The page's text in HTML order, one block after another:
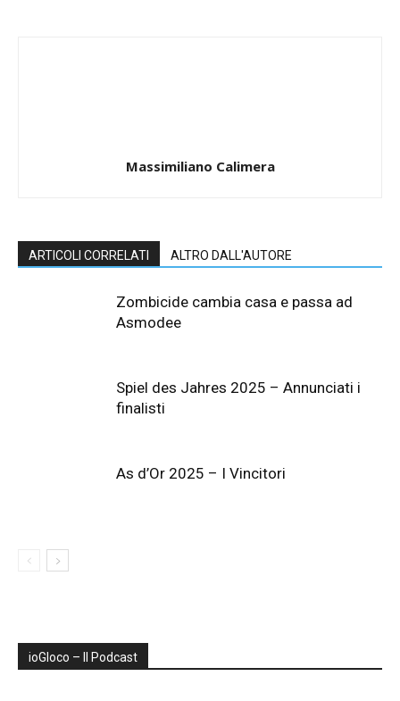
Massimiliano Calimera
ARTICOLI CORRELATI ALTRO DALL'AUTORE
Zombicide cambia casa e passa ad
Asmodee
Spiel des Jahres 2025 – Annunciati i
finalisti
As d’Or 2025 – I Vincitori
ioGIoco – Il Podcast